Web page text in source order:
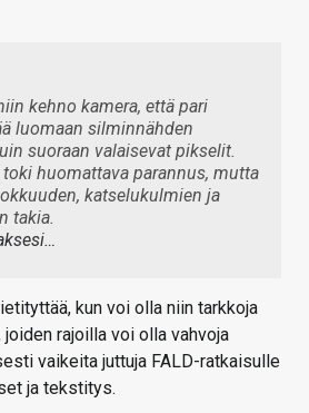
kehno kamera, että pari
luomaan silminnähden
suoraan valaisevat pikselit.
huomattava parannus, mutta
katselukulmien ja
takia.
kun voi olla niin tarkkoja
rajoilla voi olla vahvoja
vaikeita juttuja FALD-ratkaisulle
ja tekstitys.